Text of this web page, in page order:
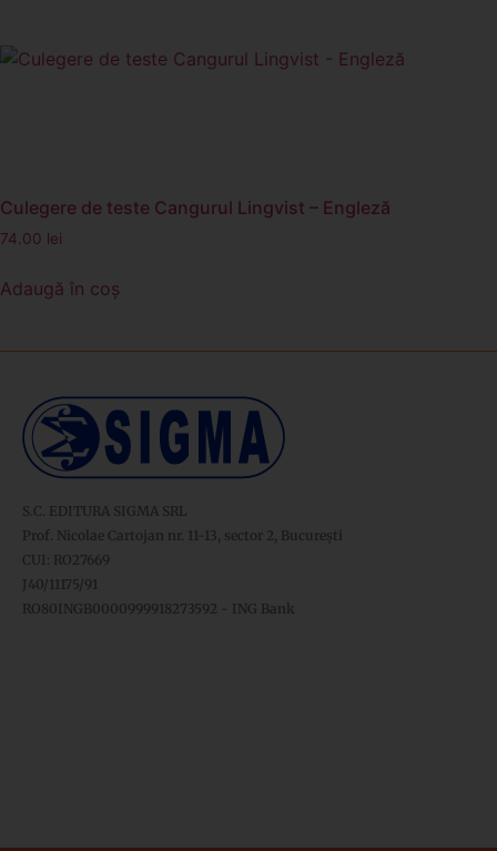
Culegere de teste Cangurul Lingvist – Engleză
74.00 lei
Adaugă în coș
S.C. EDITURA SIGMA SRL
Prof. Nicolae Cartojan nr. 11-13, sector 2, București
CUI: RO27669
J40/11175/91
RO80INGB0000999918273592 - ING Bank